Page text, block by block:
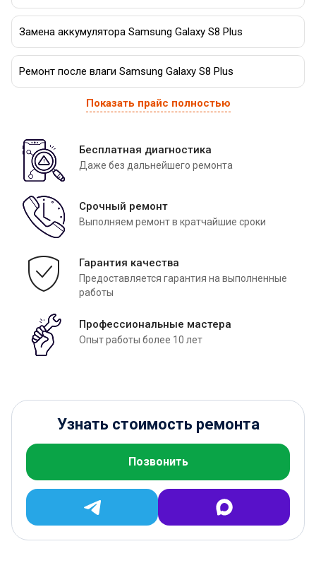
Замена аккумулятора Samsung Galaxy S8 Plus
Ремонт после влаги Samsung Galaxy S8 Plus
Показать прайс полностью
Бесплатная диагностика
Даже без дальнейшего ремонта
Срочный ремонт
Выполняем ремонт в кратчайшие сроки
Гарантия качества
Предоставляется гарантия на выполненные
работы
Профессиональные мастера
Опыт работы более 10 лет
Узнать стоимость ремонта
Позвонить